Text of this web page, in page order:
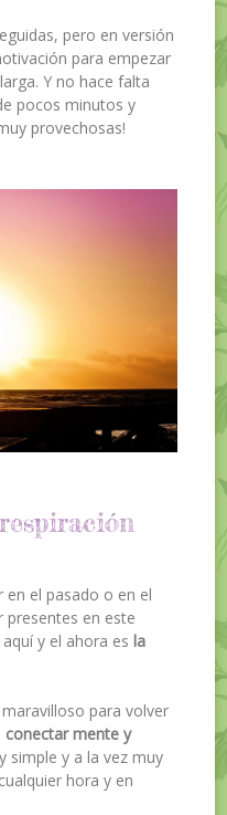
pero en versión
para empezar
Y no hace falta
pocos minutos y
provechosas!
en el pasado o en el
en este
y el ahora es la
para volver
conectar mente y
simple y a la vez muy
hora y en